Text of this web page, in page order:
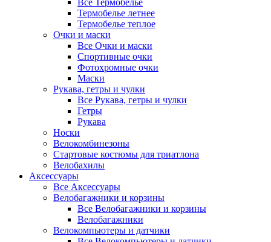
Все Термобелье
Термобелье летнее
Термобелье теплое
Очки и маски
Все Очки и маски
Спортивные очки
Фотохромные очки
Маски
Рукава, гетры и чулки
Все Рукава, гетры и чулки
Гетры
Рукава
Носки
Велокомбинезоны
Стартовые костюмы для триатлона
Велобахилы
Аксессуары
Все Аксессуары
Велобагажники и корзины
Все Велобагажники и корзины
Велобагажники
Велокомпьютеры и датчики